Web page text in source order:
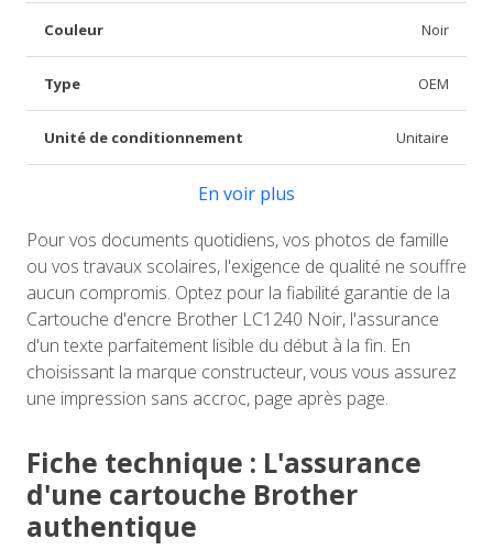
Couleur Noir
Type OEM
Unité de conditionnement Unitaire
En voir plus
Pour vos documents quotidiens, vos photos de famille
ou vos travaux scolaires, l'exigence de qualité ne souffre
aucun compromis. Optez pour la fiabilité garantie de la
Cartouche d'encre Brother LC1240 Noir, l'assurance
d'un texte parfaitement lisible du début à la fin. En
choisissant la marque constructeur, vous vous assurez
une impression sans accroc, page après page.
Fiche technique : L'assurance
d'une cartouche Brother
authentique